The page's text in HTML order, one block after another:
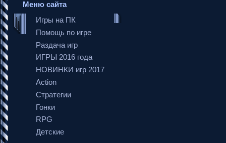
Меню сайта
Игры на ПК
Помощь по игре
Раздача игр
ИГРЫ 2016 года
НОВИНКИ игр 2017
Action
Стратегии
Гонки
RPG
Детские